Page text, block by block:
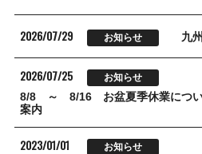
2026/07/29 お知らせ 九
2026/07/25 お知らせ
8/8 ～ 8/16 お盆夏季休業につ
案内
2023/01/01 お知らせ